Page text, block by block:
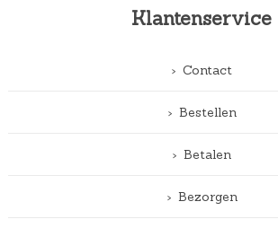
Klantenservice
Contact
Bestellen
Betalen
Bezorgen